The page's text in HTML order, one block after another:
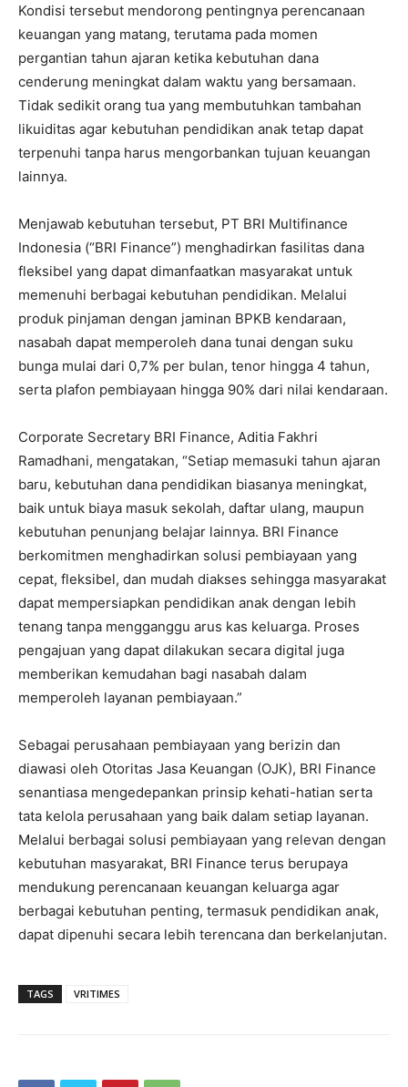
Kondisi tersebut mendorong pentingnya perencanaan
keuangan yang matang, terutama pada momen
pergantian tahun ajaran ketika kebutuhan dana
cenderung meningkat dalam waktu yang bersamaan.
Tidak sedikit orang tua yang membutuhkan tambahan
likuiditas agar kebutuhan pendidikan anak tetap dapat
terpenuhi tanpa harus mengorbankan tujuan keuangan
lainnya.
Menjawab kebutuhan tersebut, PT BRI Multifinance
Indonesia (“BRI Finance”) menghadirkan fasilitas dana
fleksibel yang dapat dimanfaatkan masyarakat untuk
memenuhi berbagai kebutuhan pendidikan. Melalui
produk pinjaman dengan jaminan BPKB kendaraan,
nasabah dapat memperoleh dana tunai dengan suku
bunga mulai dari 0,7% per bulan, tenor hingga 4 tahun,
serta plafon pembiayaan hingga 90% dari nilai kendaraan.
Corporate Secretary BRI Finance, Aditia Fakhri
Ramadhani, mengatakan, “Setiap memasuki tahun ajaran
baru, kebutuhan dana pendidikan biasanya meningkat,
baik untuk biaya masuk sekolah, daftar ulang, maupun
kebutuhan penunjang belajar lainnya. BRI Finance
berkomitmen menghadirkan solusi pembiayaan yang
cepat, fleksibel, dan mudah diakses sehingga masyarakat
dapat mempersiapkan pendidikan anak dengan lebih
tenang tanpa mengganggu arus kas keluarga. Proses
pengajuan yang dapat dilakukan secara digital juga
memberikan kemudahan bagi nasabah dalam
memperoleh layanan pembiayaan.”
Sebagai perusahaan pembiayaan yang berizin dan
diawasi oleh Otoritas Jasa Keuangan (OJK), BRI Finance
senantiasa mengedepankan prinsip kehati-hatian serta
tata kelola perusahaan yang baik dalam setiap layanan.
Melalui berbagai solusi pembiayaan yang relevan dengan
kebutuhan masyarakat, BRI Finance terus berupaya
mendukung perencanaan keuangan keluarga agar
berbagai kebutuhan penting, termasuk pendidikan anak,
dapat dipenuhi secara lebih terencana dan berkelanjutan.
TAGS VRITIMES